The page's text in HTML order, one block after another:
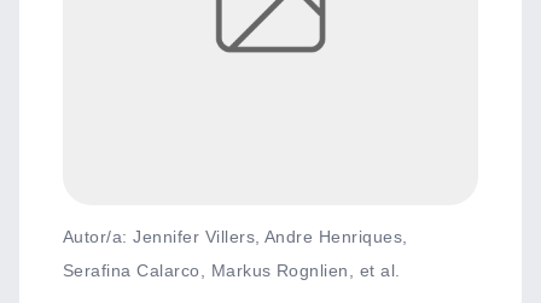
Autor/a: Jennifer Villers, Andre Henriques,
Serafina Calarco, Markus Rognlien, et al.